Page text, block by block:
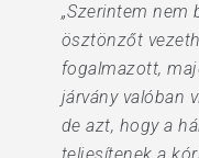
„Szerintem nem
ösztönzőt
fogalmazott,
járvány valóban
de azt, hogy a